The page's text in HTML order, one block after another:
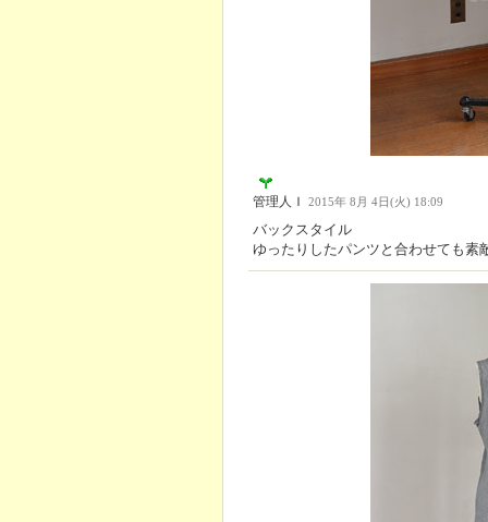
管理人Ｉ 2015年 8月 4日(火) 18:09
バックスタイル
ゆったりしたパンツと合わせても素